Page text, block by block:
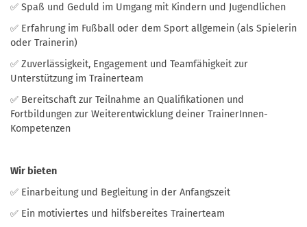
✅ Spaß und Geduld im Umgang mit Kindern und Jugendlichen
✅ Erfahrung im Fußball oder dem Sport allgemein (als Spielerin
oder Trainerin)
✅ Zuverlässigkeit, Engagement und Teamfähigkeit zur
Unterstützung im Trainerteam
✅ Bereitschaft zur Teilnahme an Qualifikationen und
Fortbildungen zur Weiterentwicklung deiner TrainerInnen-
Kompetenzen
Wir bieten
✅ Einarbeitung und Begleitung in der Anfangszeit
✅ Ein motiviertes und hilfsbereites Trainerteam